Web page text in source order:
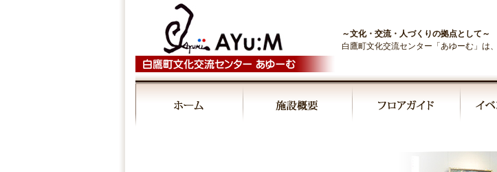
～文化・交流・人づくりの拠点として～
白鷹町文化交流センター「あゆーむ」は